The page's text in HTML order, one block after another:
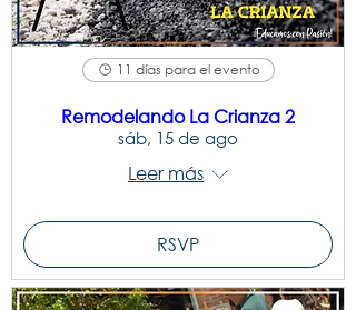
11 días para el evento
Remodelando La Crianza 2
sáb, 15 de ago
Leer más
RSVP